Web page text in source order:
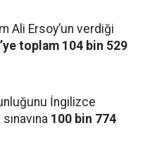
Ali Ersoy’un verdiği
toplam 104 bin 529
İngilizce
100 bin 774